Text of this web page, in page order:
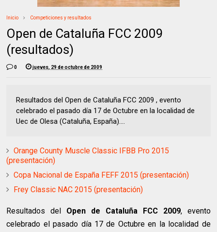
Inicio Competiciones y resultados
Open de Cataluña FCC 2009
(resultados)
0 jueves, 29 de octubre de 2009
Resultados del Open de Cataluña FCC 2009 , evento
celebrado el pasado día 17 de Octubre en la localidad de
Uec de Olesa (Cataluña, España)....
Orange County Muscle Classic IFBB Pro 2015
(presentación)
Copa Nacional de España FEFF 2015 (presentación)
Frey Classic NAC 2015 (presentación)
Resultados del Open de Cataluña FCC 2009, evento
celebrado el pasado día 17 de Octubre en la localidad de